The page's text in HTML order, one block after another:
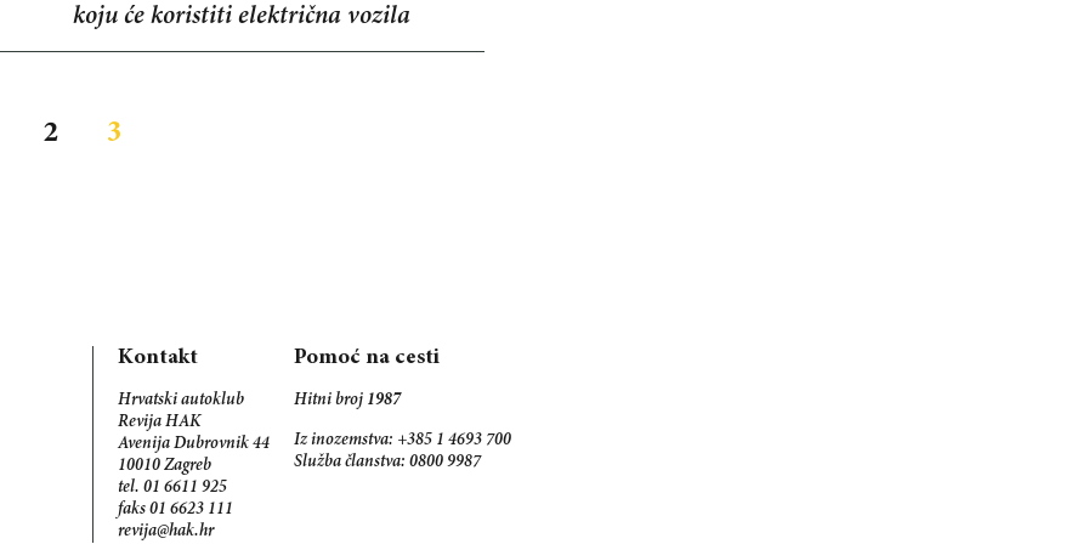
koju će koristiti električna vozila
2 3
Kontakt
Hrvatski autoklub
Revija HAK
Avenija Dubrovnik 44
10010 Zagreb
tel. 01 6611 925
faks 01 6623 111
revija@hak.hr
Pomoć na cesti
Hitni broj 1987
Iz inozemstva: +385 1 4693 700
Služba članstva: 0800 9987